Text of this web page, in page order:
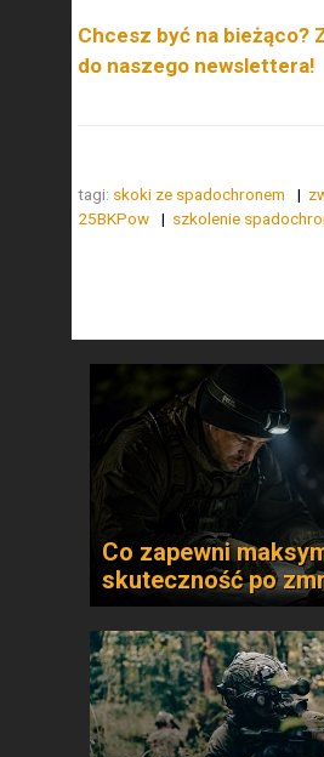
Chcesz być na bieżąco?
do naszego newslettera!
tagi: skoki ze spadochronem
25BKPow
szkolenie
Co zapewni
skuteczność po